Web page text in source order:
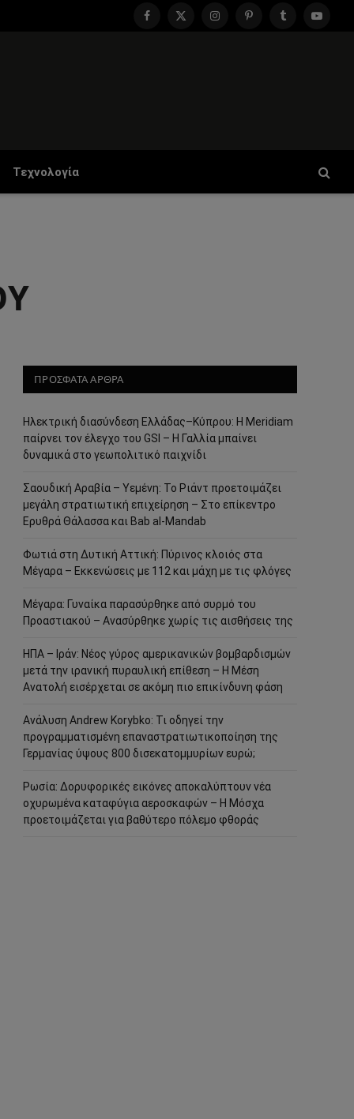
Facebook
X
InstagramPinterestTumblr
Τεχνολογία
ΠΡΟΣΦΑΤΑ ΑΡΘΡΑ
Ηλεκτρική διασύνδεση Ελλάδας–Κύπρου: Η Meridiam
παίρνει τον έλεγχο του GSI – Η Γαλλία μπαίνει
δυναμικά στο γεωπολιτικό παιχνίδι
Σαουδική Αραβία – Υεμένη: Το Ριάντ προετοιμάζει
μεγάλη στρατιωτική επιχείρηση – Στο επίκεντρο
Ερυθρά Θάλασσα και Bab al-Mandab
Φωτιά στη Δυτική Αττική: Πύρινος κλοιός στα
Μέγαρα – Εκκενώσεις με 112 και μάχη με τις φλόγες
Μέγαρα: Γυναίκα παρασύρθηκε από συρμό του
Προαστιακού – Ανασύρθηκε χωρίς τις αισθήσεις της
ΗΠΑ – Ιράν: Νέος γύρος αμερικανικών βομβαρδισμών
μετά την ιρανική πυραυλική επίθεση – Η Μέση
Ανατολή εισέρχεται σε ακόμη πιο επικίνδυνη φάση
Ανάλυση Andrew Korybko: Τι οδηγεί την
προγραμματισμένη επαναστρατιωτικοποίηση της
Γερμανίας ύψους 800 δισεκατομμυρίων ευρώ;
Ρωσία: Δορυφορικές εικόνες αποκαλύπτουν νέα
οχυρωμένα καταφύγια αεροσκαφών – Η Μόσχα
προετοιμάζεται για βαθύτερο πόλεμο φθοράς